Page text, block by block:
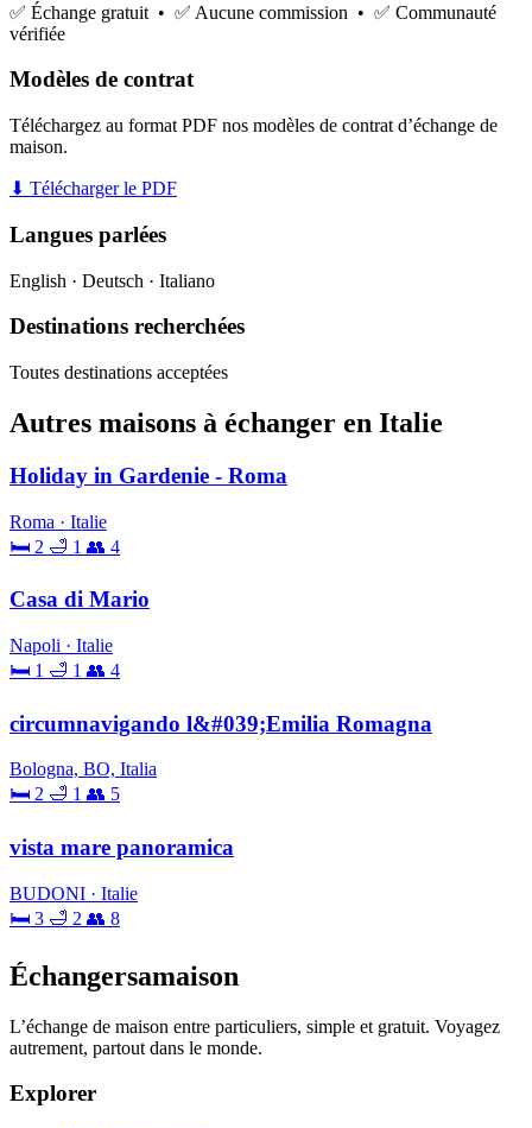
✅ Échange gratuit • ✅ Aucune commission • ✅ Communauté
vérifiée
Modèles de contrat
Téléchargez au format PDF nos modèles de contrat d’échange de
maison.
⬇ Télécharger le PDF
Langues parlées
English · Deutsch · Italiano
Destinations recherchées
Toutes destinations acceptées
Autres maisons à échanger en Italie
Holiday in Gardenie - Roma
Roma · Italie
🛏 2 🛁 1 👥 4
Casa di Mario
Napoli · Italie
🛏 1 🛁 1 👥 4
circumnavigando l&#039;Emilia Romagna
Bologna, BO, Italia
🛏 2 🛁 1 👥 5
vista mare panoramica
BUDONI · Italie
🛏 3 🛁 2 👥 8
Échangersamaison
L’échange de maison entre particuliers, simple et gratuit. Voyagez
autrement, partout dans le monde.
Explorer